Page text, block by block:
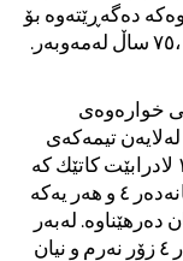
دەگەڕێتەوە بۆ
خوارەوەی
تیمەکەی
سۆلیکی لە ساڵی ١٩٦٠ لادرابێت کاتێك کە
'نێژراوی اگوڵڕێژ'ی شانەدەر ٤ و هەر یەکە
٦ و ٨ و ٩-یان دەرهێناوە. لەبەر
ئەوەی ئێسکی شانەدەر ٤ زۆر نەرم و نیان